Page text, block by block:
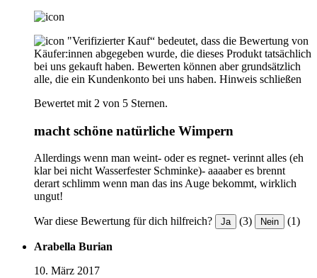
"Verifizierter Kauf“ bedeutet, dass die Bewertung von
Käufer:innen abgegeben wurde, die dieses Produkt tatsächlich
bei uns gekauft haben. Bewerten können aber grundsätzlich
alle, die ein Kundenkonto bei uns haben. Hinweis schließen
Bewertet mit 2 von 5 Sternen.
macht schöne natürliche Wimpern
Allerdings wenn man weint- oder es regnet- verinnt alles (eh
klar bei nicht Wasserfester Schminke)- aaaaber es brennt
derart schlimm wenn man das ins Auge bekommt, wirklich
ungut!
War diese Bewertung für dich hilfreich? Ja (3) Nein (1)
Arabella Burian
10. März 2017